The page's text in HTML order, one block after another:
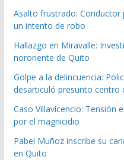
Asalto frustrado: Conductor
un intento de robo
Hallazgo en Miravalle:
nororiente de Quito
Golpe a la delincuencia:
desarticuló presunto centro
Caso Villavicencio: Tensión
por el magnicidio
Pabel Muñoz inscribe su
en Quito